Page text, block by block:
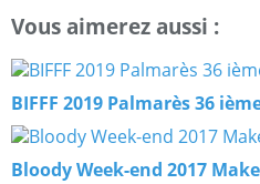
Vous aimerez aussi :
BIFFF 2019 Palmarès 36
Bloody Week-end 2017